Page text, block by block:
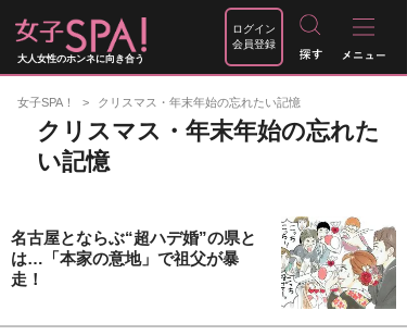
大人女性のホンネに向き合う
ログイン
会員登録
女子SPA！ クリスマス・年末年始の忘れたい記憶
クリスマス・年末年始の忘れた
い記憶
名古屋とならぶ“超ハデ婚”の県と
は…「本家の意地」で祖父が暴
走！